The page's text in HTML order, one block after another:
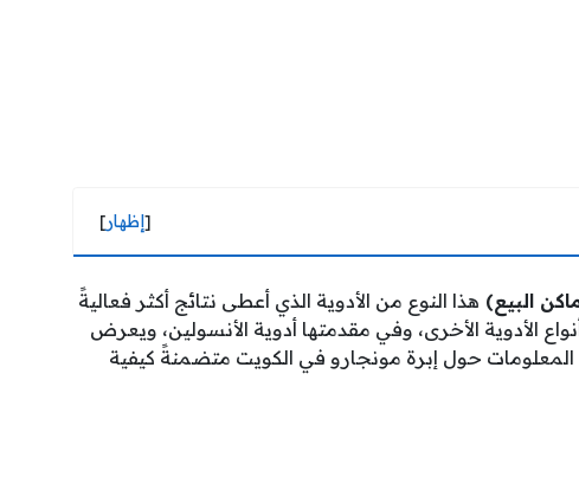
[إظهار]
البيع) هذا النوع من الأدوية الذي أعطى نتائج أكثر فعاليةً
الأدوية الأخرى، وفي مقدمتها أدوية الأنسولين، ويعرض
حول إبرة مونجارو في الكويت متضمنةً كيفية